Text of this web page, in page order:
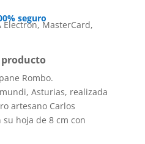
seguro
Rombo.
Asturias, realizada
artesano Carlos
hoja de 8 cm con